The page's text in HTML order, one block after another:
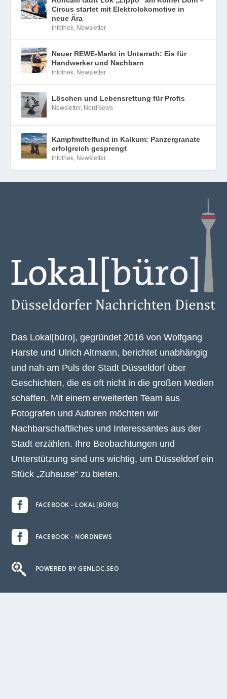
Circus startet mit Elektrolokomotive in
neue Ära
Infothek, Newsletter
Neuer REWE-Markt in Unterrath: Eis für
Handwerker und Nachbarn
Infothek, Newsletter
Löschen und Lebensrettung für Profis
Newsletter, NordNews
Kampfmittelfund in Kalkum: Panzergranate
erfolgreich gesprengt
Infothek, Newsletter
Das Lokal[büro], gegründet 2016 von Wolfgang
Harste und Ulrich Altmann, berichtet unabhängig
und nah am Puls der Stadt Düsseldorf über
Geschichten, die es oft nicht in die großen Medien
schaffen. Mit einem erweiterten Team aus
Fotografen und Autoren möchten wir
Nachbarschaftliches und Interessantes aus der
Stadt erzählen. Ihre Beobachtungen und
Unterstützung sind uns wichtig, um Düsseldorf ein
Stück „Zuhause“ zu bieten.
 FACEBOOK - LOKAL[BÜRO]
 FACEBOOK - NORDNEWS
 POWERED BY GENLOC.SEO